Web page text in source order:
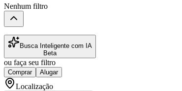
Nenhum filtro
Busca Inteligente com IA
Beta
ou faça seu filtro
Comprar Alugar
Localização